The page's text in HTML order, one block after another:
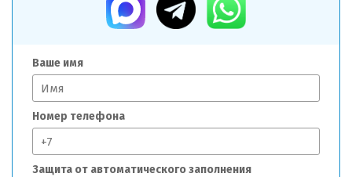
Ваше имя
Номер телефона
Защита от автоматического заполнения